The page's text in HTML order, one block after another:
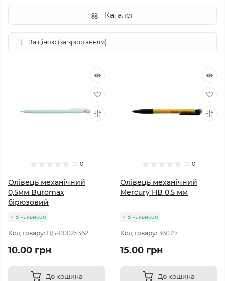
Каталог
0
Олівець механічний
0,5мм Buromax
бірюзовий
В наявності
Код товару: ЦБ-00025362
10.00 грн
До кошика
0
Олівець механічний
Mercury HB 0.5 мм
В наявності
Код товару: 36079
15.00 грн
До кошика